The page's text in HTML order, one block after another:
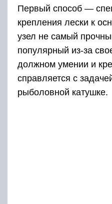
Первый способ —
крепления лески к
узел не самый
популярный из-за
должном умении и
справляется с
рыболовной катушке.